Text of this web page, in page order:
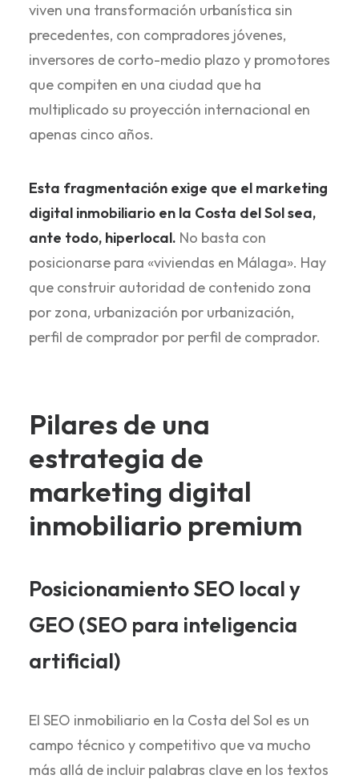
viven una transformación urbanística sin
precedentes, con compradores jóvenes,
inversores de corto-medio plazo y promotores
que compiten en una ciudad que ha
multiplicado su proyección internacional en
apenas cinco años.
Esta fragmentación exige que el marketing
digital inmobiliario en la Costa del Sol sea,
ante todo, hiperlocal. No basta con
posicionarse para «viviendas en Málaga». Hay
que construir autoridad de contenido zona
por zona, urbanización por urbanización,
perfil de comprador por perfil de comprador.
Pilares de una
estrategia de
marketing digital
inmobiliario premium
Posicionamiento SEO local y
GEO (SEO para inteligencia
artificial)
El SEO inmobiliario en la Costa del Sol es un
campo técnico y competitivo que va mucho
más allá de incluir palabras clave en los textos